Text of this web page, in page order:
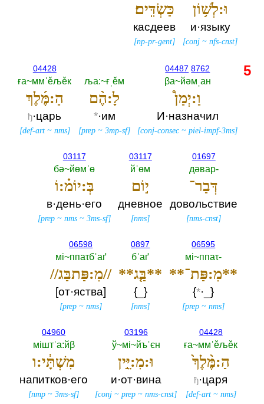
וּ:לְשׁ֥וֹן
и·языку
[conj ~nfs-cnst]
כַּשְׂדִּֽים׃
касдеев
[np-pr-gent]
04487 8762
βа~йәмˌан
וַ:יְמַן֩
И·назначил
[conj-consec ~piel-impf-3ms]
ља:~ғˌěм
לָ:הֶ֨ם
*·им
[prep ~3mp-sf]
04428
ға~ммˈěљěк
הַ:מֶּ֜לֶךְ
ђ·царь
[def-art~ nms]
01697
дәвар-‎
דְּבַר־
довольствие
[nms-cnst]
03117
йˈөм
י֣וֹם
дневное
[nms]
03117
бә~йөмˈө
בְּ:יוֹמ֗:וֹ
в·день·его
[prep ~nms ~3ms-sf]
06595
мi~ппаτ-‎
**מִ:פַּת־**
{‎*· _‎}
[prep ~nms]
0897
бˈаґ
**בַּ֤ג**
{_ }
[nms]
06598
мi~ппаτбˈаґ
//מִ:פַּתבַּג//
[от·яства]
[prep ~nms]
04428
ға~ммˈěљěк
הַ:מֶּ֨לֶךְ֙
ђ·царя
[def-art~ nms]
03196
ў~мi~йъˈєн
וּ:מִ:יֵּ֣ין
и·от·вина
[conj ~prep ~nms-cnst]
04960
мiштˈа:йβ
מִשְׁתָּ֔י:ו
напитков·его
[nmp ~3ms-sf]
5